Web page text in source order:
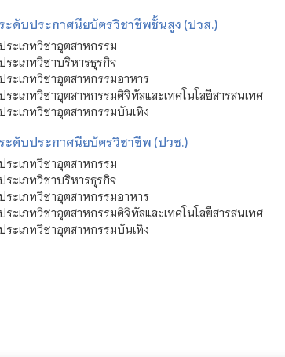
ะดับประกาศนียบัตรวิชาชีพชั้นสูง (ปวส.)
ระเภทวิชาอุตสาหกรรม
ระเภทวิชาบริหารธุรกิจ
ระเภทวิชาอุตสาหกรรมอาหาร
ระเภทวิชาอุตสาหกรรมดิจิทัลและเทคโนโลยีสารสนเทศ
ระเภทวิชาอุตสาหกรรมบันเทิง
ะดับประกาศนียบัตรวิชาชีพ (ปวช.)
ระเภทวิชาอุตสาหกรรม
ระเภทวิชาบริหารธุรกิจ
ระเภทวิชาอุตสาหกรรมอาหาร
ระเภทวิชาอุตสาหกรรมดิจิทัลและเทคโนโลยีสารสนเทศ
ระเภทวิชาอุตสาหกรรมบันเทิง